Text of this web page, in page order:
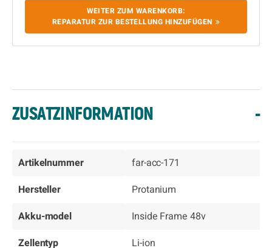
WEITER ZUM WARENKORB:
REPARATUR ZUR BESTELLUNG HINZUFÜGEN
ZUSATZINFORMATION -
Artikelnummer
far-acc-171
Hersteller
Protanium
Akku-model
Inside Frame 48v
Zellentyp
Li-ion